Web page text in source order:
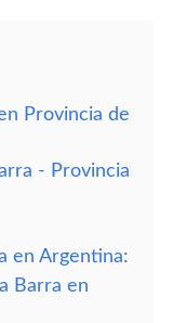
Provincia de
- Provincia
en Argentina:
Barra en